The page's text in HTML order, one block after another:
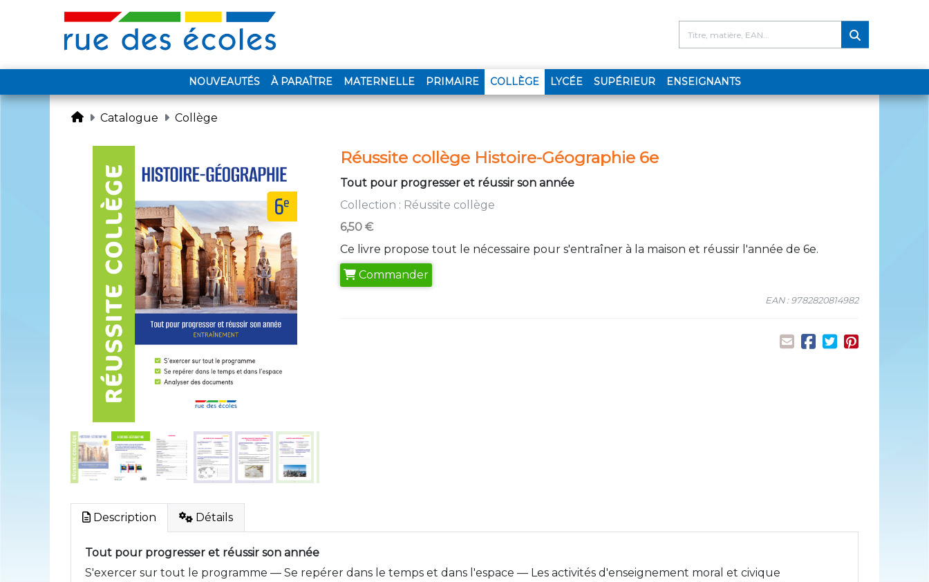
NOUVEAUTÉS À PARAÎTRE MATERNELLE PRIMAIRE COLLÈGE(CURRENT)
LYCÉE SUPÉRIEUR ENSEIGNANTS
Catalogue Collège
Réussite collège Histoire-Géographie 6e
Tout pour progresser et réussir son année
Collection : Réussite collège
6,50 €
Ce livre propose tout le nécessaire pour s'entraîner à la maison et réussir l'année de 6e.
Commander
EAN : 9782820814982
Description Détails
Tout pour progresser et réussir son année
S'exercer sur tout le programme — Se repérer dans le temps et dans l'espace — Les activités d'enseignement moral et civique